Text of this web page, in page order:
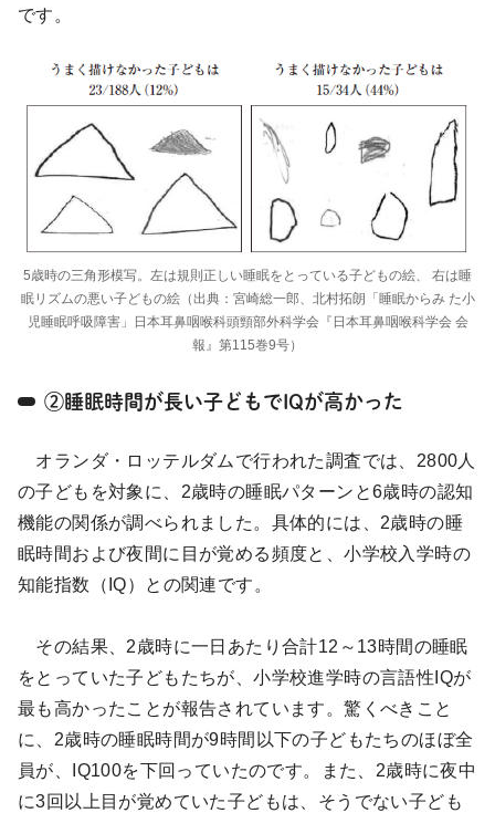
です。
5歳時の三角形模写。左は規則正しい睡眠をとっている子どもの絵、 右は睡
眠リズムの悪い子どもの絵（出典：宮崎総一郎、北村拓朗「睡眠からみ た小
児睡眠呼吸障害」日本耳鼻咽喉科頭頸部外科学会『日本耳鼻咽喉科学会 会
報』第115巻9号）
②睡眠時間が長い子どもでIQが高かった
オランダ・ロッテルダムで行われた調査では、2800人
の子どもを対象に、2歳時の睡眠パターンと6歳時の認知
機能の関係が調べられました。具体的には、2歳時の睡
眠時間および夜間に目が覚める頻度と、小学校入学時の
知能指数（IQ）との関連です。
その結果、2歳時に一日あたり合計12～13時間の睡眠
をとっていた子どもたちが、小学校進学時の言語性IQが
最も高かったことが報告されています。驚くべきこと
に、2歳時の睡眠時間が9時間以下の子どもたちのほぼ全
員が、IQ100を下回っていたのです。また、2歳時に夜中
に3回以上目が覚めていた子どもは、そうでない子ども